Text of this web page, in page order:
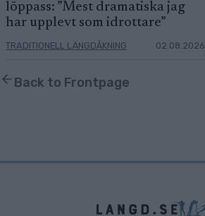
löppass: ”Mest dramatiska jag
har upplevt som idrottare”
TRADITIONELL LÄNGDÅKNING 02.08.2026
Back to Frontpage